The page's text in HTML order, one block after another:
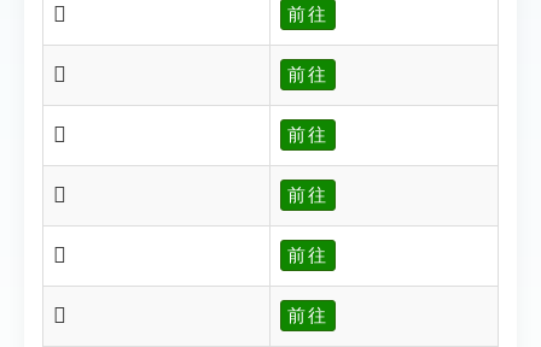
𪖚 前往
𪖛 前往
𪖡 前往
𪖢 前往
𪖢 前往
𪖣 前往